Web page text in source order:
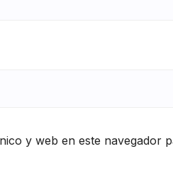
y web en este navegador